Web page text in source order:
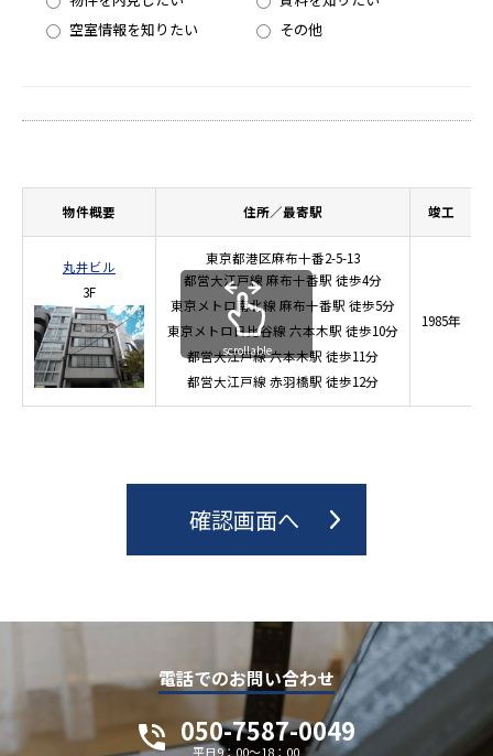
空室情報を知りたい
その他
物件概要 住所／最寄駅 竣工
丸井ビル
3F
東京都港区麻布十番2-5-13
都営大江戸線 麻布十番駅 徒歩4分
東京メトロ南北線 麻布十番駅 徒歩5分
東京メトロ日比谷線 六本木駅 徒歩10分
都営大江戸線六本木駅 徒歩11分
都営大江戸線 赤羽橋駅 徒歩12分
1985年
scrollable
電話でのお問い合わせ
050-7587-0049
平日9：00～18：00